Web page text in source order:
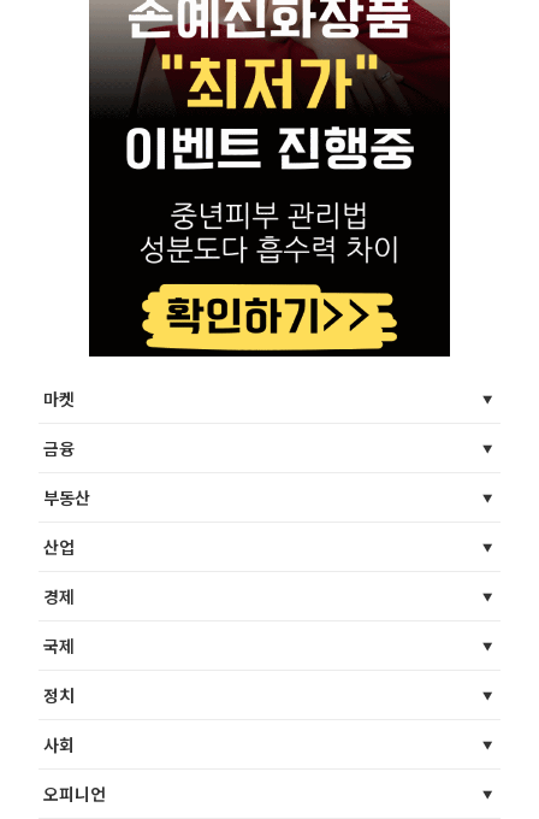
마켓
금융
부동산
산업
경제
국제
정치
사회
오피니언